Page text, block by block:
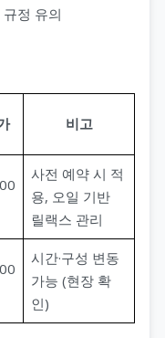
정 유의
비고
사전 예약 시 적
용, 오일 기반
릴랙스 관리
시간·구성 변동
가능 (현장 확
인)